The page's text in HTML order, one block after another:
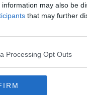
may also be
that may further
Processing Opt Outs